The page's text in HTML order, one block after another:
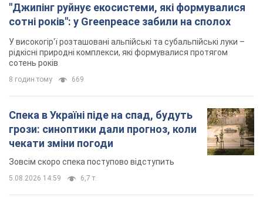
"Джипінг руйнує екосистеми, які формувалися
сотні років": у Greenpeace забили на сполох
У високогір'ї розташовані альпійські та субальпійські луки –
рідкісні природні комплекси, які формувалися протягом
сотень років
8 годин тому 669
Спека в Україні піде на спад, будуть
грози: синоптики дали прогноз, коли
чекати зміни погоди
Зовсім скоро спека поступово відступить
5.08.2026 14:59 6,7 т.